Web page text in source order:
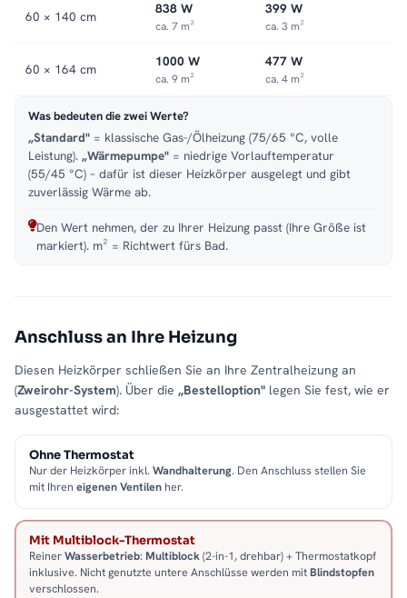
Passende Varianten, Zubehör & Service
ALRONA Handtuchheizkörper auch als elektrische Variante
Kundenservice Montageservice
60 × 140 cm 838 W
ca. 7 m²
399 W
ca. 3 m²
60 × 164 cm 1000 W
ca. 9 m²
477 W
ca. 4 m²
Was bedeuten die zwei Werte?
„Standard" = klassische Gas-/Ölheizung (75/65 °C, volle
Leistung). „Wärmepumpe" = niedrige Vorlauftemperatur
(55/45 °C) – dafür ist dieser Heizkörper ausgelegt und gibt
zuverlässig Wärme ab.
Den Wert nehmen, der zu Ihrer Heizung passt (Ihre Größe ist
markiert). m² = Richtwert fürs Bad.
Anschluss an Ihre Heizung
Diesen Heizkörper schließen Sie an Ihre Zentralheizung an
(Zweirohr-System). Über die „Bestelloption" legen Sie fest, wie er
ausgestattet wird:
Ohne Thermostat
Nur der Heizkörper inkl. Wandhalterung. Den Anschluss stellen Sie
mit Ihren eigenen Ventilen her.
Mit Multiblock-Thermostat
ReinerWasserbetrieb: Multiblock(2-in-1, drehbar) + Thermostatkopf
inklusive. Nicht genutzte untere Anschlüsse werden mitBlindstopfen
verschlossen.